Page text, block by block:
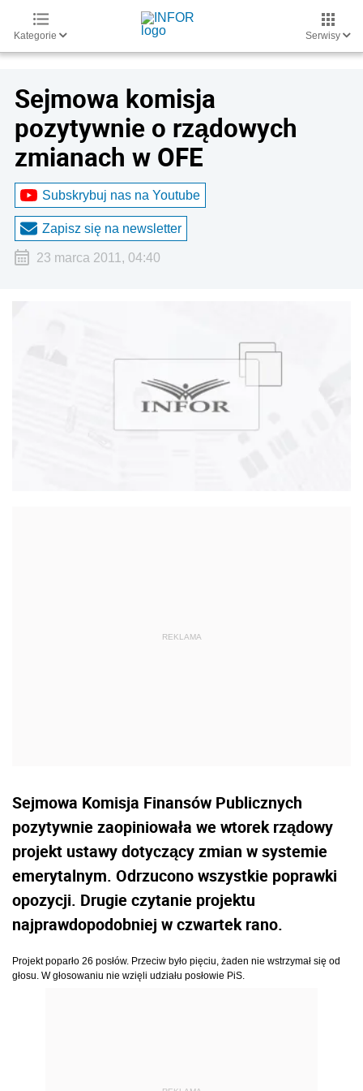
Kategorie Serwisy
Sejmowa komisja
pozytywnie o rządowych
zmianach w OFE
Subskrybuj nas na Youtube
Zapisz się na newsletter
23 marca 2011, 04:40
Sejmowa Komisja Finansów Publicznych
pozytywnie zaopiniowała we wtorek rządowy
projekt ustawy dotyczący zmian w systemie
emerytalnym. Odrzucono wszystkie poprawki
opozycji. Drugie czytanie projektu
najprawdopodobniej w czwartek rano.
Projekt poparło 26 posłów. Przeciw było pięciu, żaden nie wstrzymał się od
głosu. W głosowaniu nie wzięli udziału posłowie PiS.